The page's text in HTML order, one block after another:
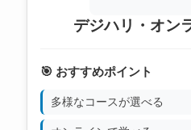
デジハリ・オン
🎯 おすすめポイント
多様なコースが選べる